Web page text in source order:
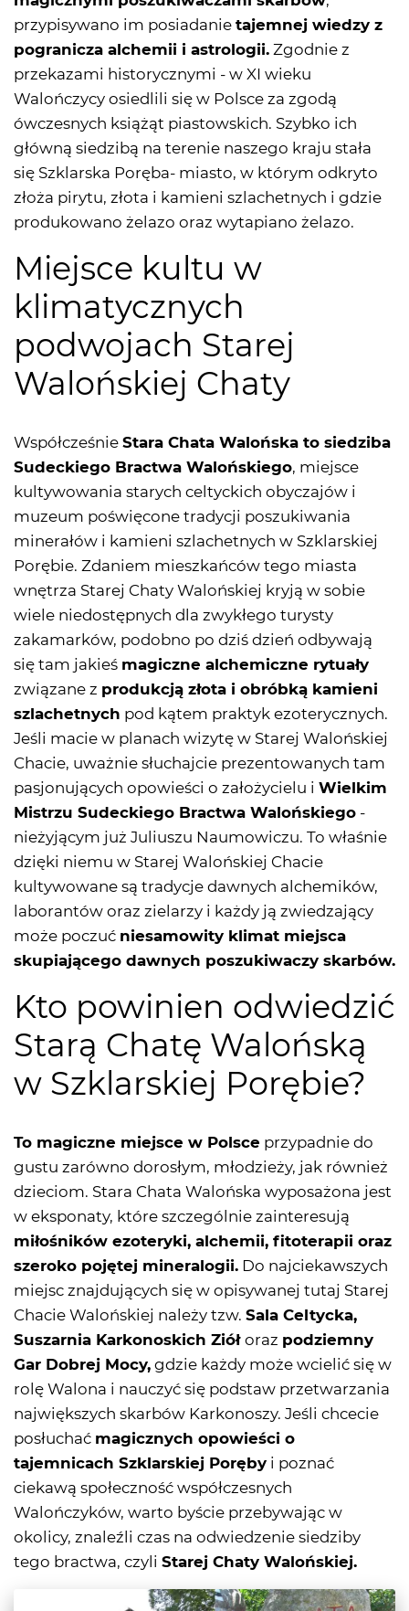
przypisywano im posiadanie tajemnej wiedzy z
pogranicza alchemii i astrologii. Zgodnie z
przekazami historycznymi - w XI wieku
Walończycy osiedlili się w Polsce za zgodą
ówczesnych książąt piastowskich. Szybko ich
główną siedzibą na terenie naszego kraju stała
się Szklarska Poręba- miasto, w którym odkryto
złoża pirytu, złota i kamieni szlachetnych i gdzie
produkowano żelazo oraz wytapiano żelazo.
Miejsce kultu w
klimatycznych
podwojach Starej
Walońskiej Chaty
Współcześnie Stara Chata Walońska to siedziba
Sudeckiego Bractwa Walońskiego, miejsce
kultywowania starych celtyckich obyczajów i
muzeum poświęcone tradycji poszukiwania
minerałów i kamieni szlachetnych w Szklarskiej
Porębie. Zdaniem mieszkańców tego miasta
wnętrza Starej Chaty Walońskiej kryją w sobie
wiele niedostępnych dla zwykłego turysty
zakamarków, podobno po dziś dzień odbywają
się tam jakieś magiczne alchemiczne rytuały
związane z produkcją złota i obróbką kamieni
szlachetnych pod kątem praktyk ezoterycznych.
Jeśli macie w planach wizytę w Starej Walońskiej
Chacie, uważnie słuchajcie prezentowanych tam
pasjonujących opowieści o założycielu i Wielkim
Mistrzu Sudeckiego Bractwa Walońskiego -
nieżyjącym już Juliuszu Naumowiczu. To właśnie
dzięki niemu w Starej Walońskiej Chacie
kultywowane są tradycje dawnych alchemików,
laborantów oraz zielarzy i każdy ją zwiedzający
może poczuć niesamowity klimat miejsca
skupiającego dawnych poszukiwaczy skarbów.
Kto powinien odwiedzić
Starą Chatę Walońską
w Szklarskiej Porębie?
To magiczne miejsce w Polsce przypadnie do
gustu zarówno dorosłym, młodzieży, jak również
dzieciom. Stara Chata Walońska wyposażona jest
w eksponaty, które szczególnie zainteresują
miłośników ezoteryki, alchemii, fitoterapii oraz
szeroko pojętej mineralogii. Do najciekawszych
miejsc znajdujących się w opisywanej tutaj Starej
Chacie Walońskiej należy tzw. Sala Celtycka,
Suszarnia Karkonoskich Ziół oraz podziemny
Gar Dobrej Mocy, gdzie każdy może wcielić się w
rolę Walona i nauczyć się podstaw przetwarzania
największych skarbów Karkonoszy. Jeśli chcecie
posłuchać magicznych opowieści o
tajemnicach Szklarskiej Poręby i poznać
ciekawą społeczność współczesnych
Walończyków, warto byście przebywając w
okolicy, znaleźli czas na odwiedzenie siedziby
tego bractwa, czyli Starej Chaty Walońskiej.